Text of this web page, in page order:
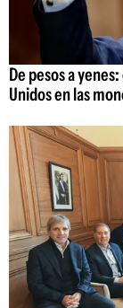
De pesos a
Unidos en las